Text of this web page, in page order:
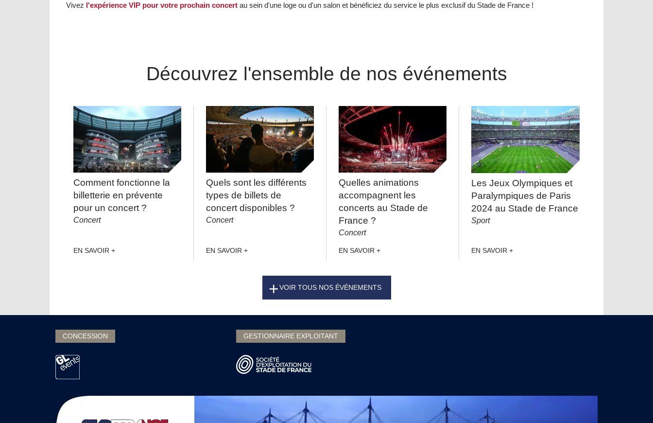
Vivez l'expérience VIP pour votre prochain concert au sein d'une loge ou d'un salon et bénéficiez du service le plus exclusif du Stade de France !
Découvrez l'ensemble de nos événements
Comment fonctionne la
billetterie en prévente
pour un concert ?
Concert
EN SAVOIR +
Quels sont les différents
types de billets de
concert disponibles ?
Concert
EN SAVOIR +
Quelles animations
accompagnent les
concerts au Stade de
France ?
Concert
EN SAVOIR +
Les Jeux Olympiques et
Paralympiques de Paris
2024 au Stade de France
Sport
EN SAVOIR +
VOIR TOUS NOS ÉVÉNEMENTS
CONCESSION GESTIONNAIRE EXPLOITANT